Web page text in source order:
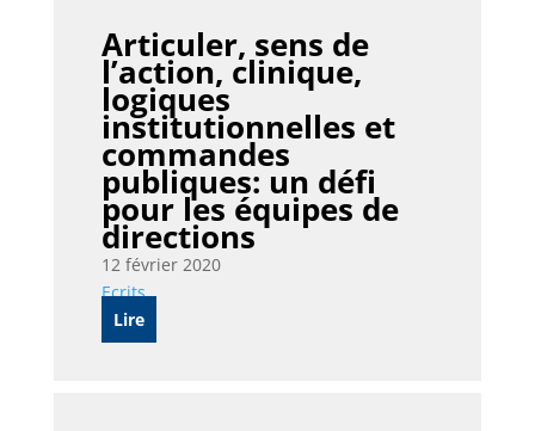
Articuler, sens de
l’action, clinique,
logiques
institutionnelles et
commandes
publiques: un défi
pour les équipes de
directions
12 février 2020
Ecrits
Lire